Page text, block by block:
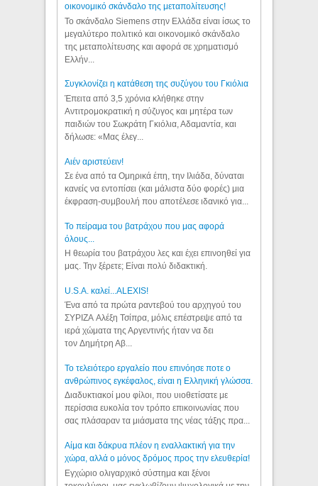
οικονομικό σκάνδαλο της μεταπολίτευσης!
Το σκάνδαλο Siemens στην Ελλάδα είναι ίσως το
μεγαλύτερο πολιτικό και οικονομικό σκάνδαλο
της μεταπολίτευσης και αφορά σε χρηματισμό
Ελλήν...
Συγκλονίζει η κατάθεση της συζύγου του Γκιόλια
Έπειτα από 3,5 χρόνια κλήθηκε στην
Αντιτρομοκρατική η σύζυγος και μητέρα των
παιδιών του Σωκράτη Γκιόλια, Αδαμαντία, και
δήλωσε: «Μας έλεγ...
Aιέν αριστεύειν!
Σε ένα από τα Ομηρικά έπη, την Ιλιάδα, δύναται
κανείς να εντοπίσει (και μάλιστα δύο φορές) μια
έκφραση-συμβουλή που αποτέλεσε ιδανικό για...
Το πείραμα του βατράχου που μας αφορά
όλους...
Η θεωρία του βατράχου λες και έχει επινοηθεί για
μας. Την ξέρετε; Είναι πολύ διδακτική.
U.S.A. καλεί...ALEXIS!
Ένα από τα πρώτα ραντεβού του αρχηγού του
ΣΥΡΙΖΑ Αλέξη Τσίπρα, μόλις επέστρεψε από τα
ιερά χώματα της Αργεντινής ήταν να δει
τον Δημήτρη Αβ...
Το τελειότερο εργαλείο που επινόησε ποτε ο
ανθρώπινος εγκέφαλος, είναι η Ελληνική γλώσσα.
Διαδυκτιακοί μου φίλοι, που υιοθετίσατε με
περίσσια ευκολία τον τρόπο επικοινωνίας που
σας πλάσαραν τα μιάσματα της νέας τάξης πρα...
Αίμα και δάκρυα πλέον η εναλλακτική για την
χώρα, αλλά ο μόνος δρόμος προς την ελευθερία!
Εγχώριο ολιγαρχικό σύστημα και ξένοι